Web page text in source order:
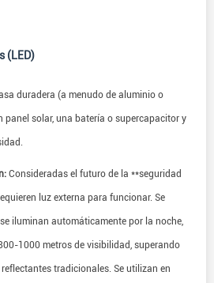
(LED)
duradera (a menudo de aluminio o
panel solar, una batería o supercapacitor y
Consideradas el futuro de la **seguridad
luz externa para funcionar. Se
iluminan automáticamente por la noche,
1000 metros de visibilidad, superando
tradicionales. Se utilizan en